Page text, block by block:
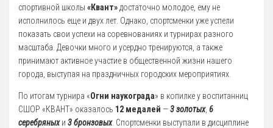
Борьба (самбо и дзюдо)
Легкая атлетика
Лыжные гонки
Пулевая стрельба
Теннис
Тяжелая атлетика
спортивной школы «Квант» достаточно молодое, ему не
исполнилось еще и двух лет. Однако, спортсменки уже успели
показать свои успехи на соревнованиях и турнирах разного
масштаба. Девочки много и усердно тренируются, а также
принимают активное участие в общественной жизни нашего
города, выступая на праздничных городских мероприятиях.
По итогам турнира «Огни наукограда» в копилке у воспитанниц
СШОР «КВАНТ» оказалось 12 медалей —3 золотых, 6
серебряныхи 3 бронзовых. Спортсменки выступали в дисциплине